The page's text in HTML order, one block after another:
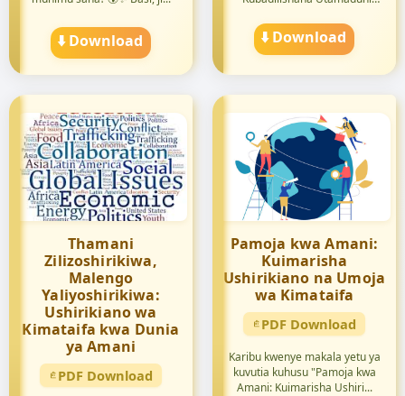
⬇️ Download ⬇️ Download
Thamani
Zilizoshirikiwa,
Malengo
Yaliyoshirikiwa:
Ushirikiano wa
Kimataifa kwa Dunia
ya Amani
PDF Download
Pamoja kwa Amani:
Kuimarisha
Ushirikiano na Umoja
wa Kimataifa
PDF Download
Karibu kwenye makala yetu ya
kuvutia kuhusu "Pamoja kwa
Amani: Kuimarisha Ushiri...